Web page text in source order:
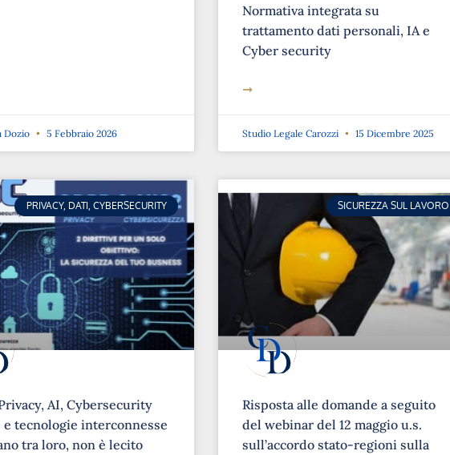
Dozio 5 Febbraio 2026
Normativa integrata su
trattamento dati personali, IA e
Cyber security
➞
Studio Legale Carozzi 15 Dicembre 2025
PRIVACY, DATI, CYBERSECURITY
AI, Cybersecurity
e tecnologie interconnesse
tra loro, non è lecito
SICUREZZA SUL LAVORO
Risposta alle domande a seguito
del webinar del 12 maggio u.s.
sull’accordo stato-regioni sulla